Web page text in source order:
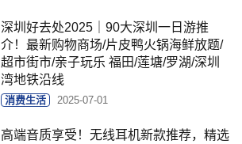
深圳好去处2025｜90大深圳一日游推
介！最新购物商场/片皮鸭火锅海鲜放题/
超市街市/亲子玩乐 福田/莲塘/罗湖/深圳
湾地铁沿线
消费生活 2025-07-01
高端音质享受！无线耳机新款推荐，精选